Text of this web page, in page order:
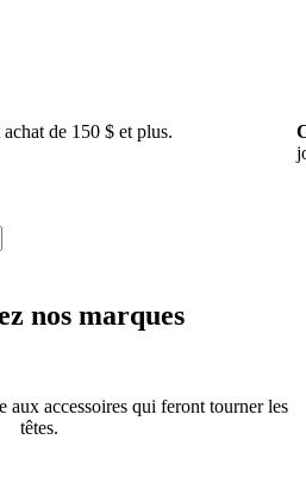
de 150 $ et plus.
nos marques
aux accessoires qui feront tourner les
têtes.